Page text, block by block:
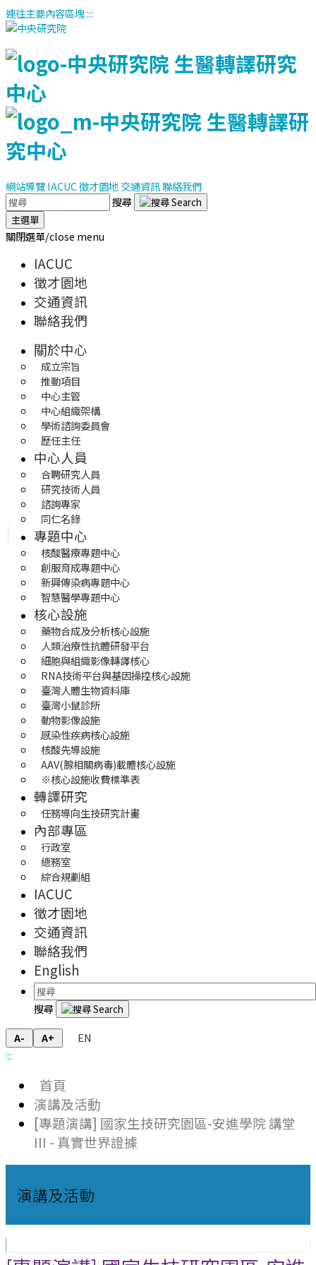
連往主要內容區塊:::
網站導覽IACUC徵才園地交通資訊聯絡我們
搜尋
主選單
關閉選單/close menu
IACUC
徵才園地
交通資訊
聯絡我們
關於中心
成立宗旨
推動項目
中心主管
中心組織架構
學術諮詢委員會
歷任主任
中心人員
合聘研究人員
研究技術人員
諮詢專家
同仁名錄
專題中心
核酸醫療專題中心
創服育成專題中心
新興傳染病專題中心
智慧醫學專題中心
核心設施
藥物合成及分析核心設施
人類治療性抗體研發平台
細胞與組織影像轉譯核心
RNA技術平台與基因操控核心設施
臺灣人體生物資料庫
臺灣小鼠診所
動物影像設施
感染性疾病核心設施
核酸先導設施
AAV(腺相關病毒)載體核心設施
※核心設施收費標準表
轉譯研究
任務導向生技研究計畫
內部專區
行政室
總務室
綜合規劃組
IACUC
徵才園地
交通資訊
聯絡我們
English
搜尋
A- A+
EN
:::
首頁
演講及活動
[專題演講] 國家生技研究園區-安進學院 講堂
III - 真實世界證據
演講及活動